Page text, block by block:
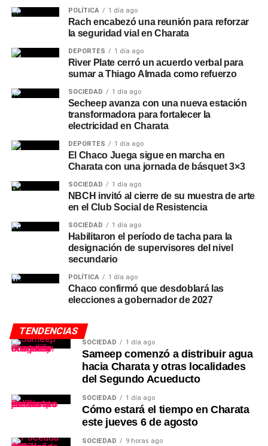
POLÍTICA 1 día ago
Rach encabezó una reunión para reforzar
la seguridad vial en Charata
DEPORTES 1 día ago
River Plate cerró un acuerdo verbal para
sumar a Thiago Almada como refuerzo
SOCIEDAD 1 día ago
Secheep avanza con una nueva estación
transformadora para fortalecer la
electricidad en Charata
DEPORTES 1 día ago
El Chaco Juega sigue en marcha en
Charata con una jornada de básquet 3×3
SOCIEDAD 1 día ago
NBCH invitó al cierre de su muestra de arte
en el Club Social de Resistencia
SOCIEDAD 1 día ago
Habilitaron el período de tacha para la
designación de supervisores del nivel
secundario
POLÍTICA 1 día ago
Chaco confirmó que desdoblará las
elecciones a gobernador de 2027
TENDENCIAS
SOCIEDAD 1 día ago
Sameep comenzó a distribuir agua
hacia Charata y otras localidades
del Segundo Acueducto
SOCIEDAD 1 día ago
Cómo estará el tiempo en Charata
este jueves 6 de agosto
SOCIEDAD 9 horas ago